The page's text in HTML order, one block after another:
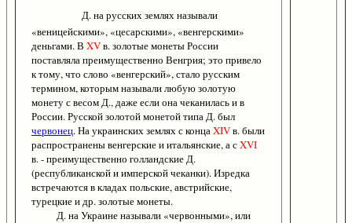
Д. на русских землях называли
«веницейскими», «цесарскими», «венгерскими»
деньгами. В XVв. золотые монеты России
поставляла преимущественно Венгрия; это привело
к тому, что слово «венгерский», стало русским
термином, которым называли любую золотую
монету с весом Д., даже если она чеканилась и в
России. Русской золотой монетой типа Д. был
червонец. На украинских землях с конца XIVв. были
распространены венгерские и итальянские, а сXVI
в. - преимущественно голландские Д.
(республиканской и имперской чеканки). Изредка
встречаются в кладах польские, австрийские,
турецкие и др. золотые монеты.
Д. на Украине называли «червонными», или